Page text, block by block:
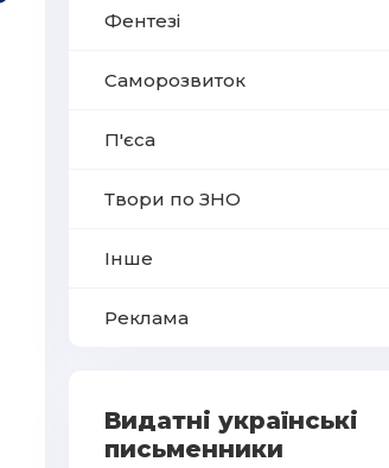
Фентезі
Саморозвиток
П'єса
Твори по ЗНО
Інше
Реклама
Видатні українські
письменники